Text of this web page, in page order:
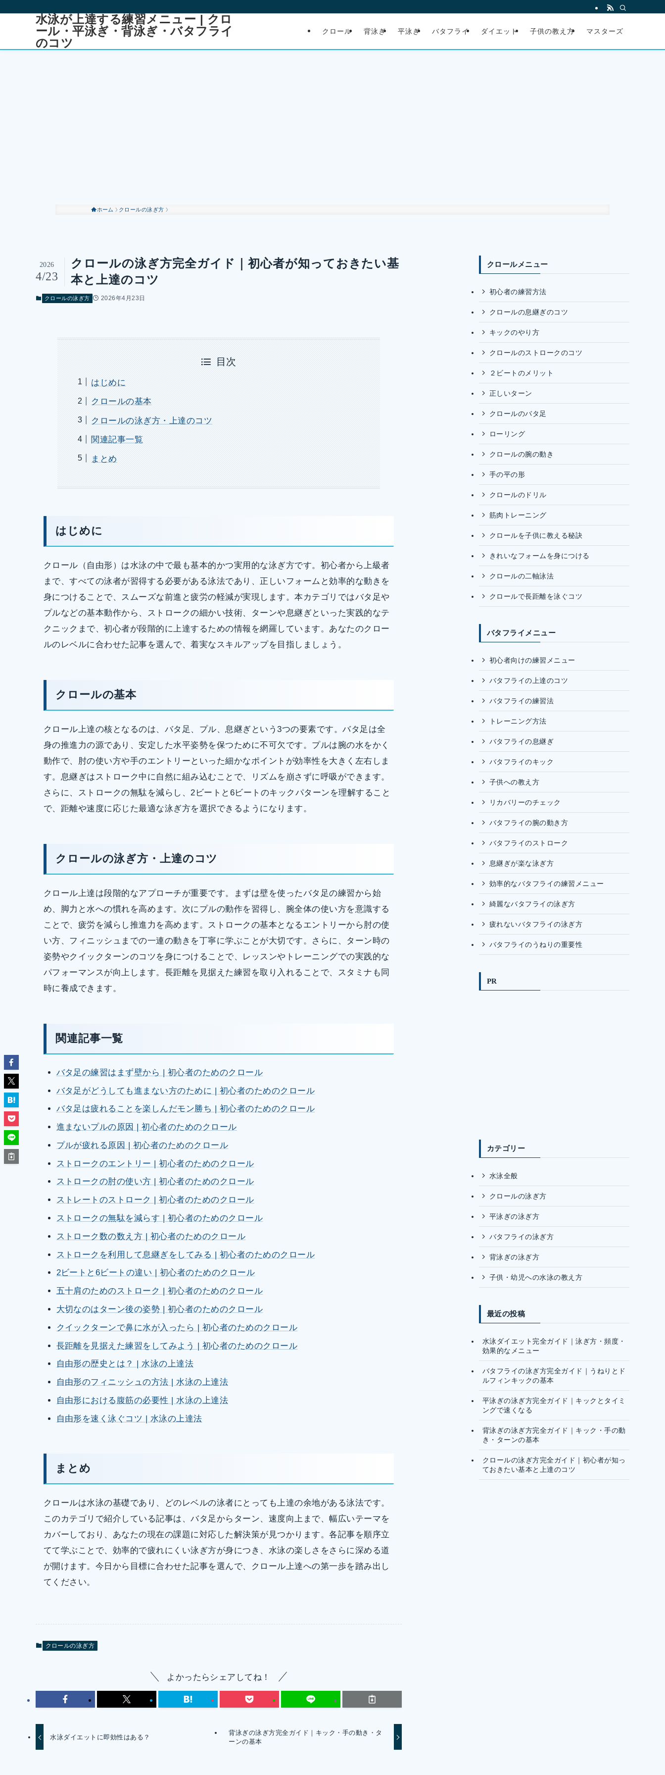
水泳が上達する練習メニュー | クロ
ール・平泳ぎ・背泳ぎ・バタフライ
のコツ
クロール 背泳ぎ 平泳ぎ バタフライ ダイエット 子供の教え方 マスターズ
ホーム クロールの泳ぎ方
クロールの泳ぎ方完全ガイド｜初心者が知っておきたい基
本と上達のコツ
2026
4/23
クロールの泳ぎ方 2026年4月23日
目次
はじめに
クロールの基本
クロールの泳ぎ方・上達のコツ
関連記事一覧
まとめ
はじめに
クロール（自由形）は水泳の中で最も基本的かつ実用的な泳ぎ方です。初心者から上級者
まで、すべての泳者が習得する必要がある泳法であり、正しいフォームと効率的な動きを
身につけることで、スムーズな前進と疲労の軽減が実現します。本カテゴリではバタ足や
プルなどの基本動作から、ストロークの細かい技術、ターンや息継ぎといった実践的なテ
クニックまで、初心者が段階的に上達するための情報を網羅しています。あなたのクロー
ルのレベルに合わせた記事を選んで、着実なスキルアップを目指しましょう。
クロールの基本
クロール上達の核となるのは、バタ足、プル、息継ぎという3つの要素です。バタ足は全
身の推進力の源であり、安定した水平姿勢を保つために不可欠です。プルは腕の水をかく
動作で、肘の使い方や手のエントリーといった細かなポイントが効率性を大きく左右しま
す。息継ぎはストローク中に自然に組み込むことで、リズムを崩さずに呼吸ができます。
さらに、ストロークの無駄を減らし、2ビートと6ビートのキックパターンを理解すること
で、距離や速度に応じた最適な泳ぎ方を選択できるようになります。
クロールの泳ぎ方・上達のコツ
クロール上達は段階的なアプローチが重要です。まずは壁を使ったバタ足の練習から始
め、脚力と水への慣れを高めます。次にプルの動作を習得し、腕全体の使い方を意識する
ことで、疲労を減らし推進力を高めます。ストロークの基本となるエントリーから肘の使
い方、フィニッシュまでの一連の動きを丁寧に学ぶことが大切です。さらに、ターン時の
姿勢やクイックターンのコツを身につけることで、レッスンやトレーニングでの実践的な
パフォーマンスが向上します。長距離を見据えた練習を取り入れることで、スタミナも同
時に養成できます。
関連記事一覧
バタ足の練習はまず壁から | 初心者のためのクロール
バタ足がどうしても進まない方のために | 初心者のためのクロール
バタ足は疲れることを楽しんだモン勝ち | 初心者のためのクロール
進まないプルの原因 | 初心者のためのクロール
プルが疲れる原因 | 初心者のためのクロール
ストロークのエントリー | 初心者のためのクロール
ストロークの肘の使い方 | 初心者のためのクロール
ストレートのストローク | 初心者のためのクロール
ストロークの無駄を減らす | 初心者のためのクロール
ストローク数の数え方 | 初心者のためのクロール
ストロークを利用して息継ぎをしてみる | 初心者のためのクロール
2ビートと6ビートの違い | 初心者のためのクロール
五十肩のためのストローク | 初心者のためのクロール
大切なのはターン後の姿勢 | 初心者のためのクロール
クイックターンで鼻に水が入ったら | 初心者のためのクロール
長距離を見据えた練習をしてみよう | 初心者のためのクロール
自由形の歴史とは？ | 水泳の上達法
自由形のフィニッシュの方法 | 水泳の上達法
自由形における腹筋の必要性 | 水泳の上達法
自由形を速く泳ぐコツ | 水泳の上達法
まとめ
クロールは水泳の基礎であり、どのレベルの泳者にとっても上達の余地がある泳法です。
このカテゴリで紹介している記事は、バタ足からターン、速度向上まで、幅広いテーマを
カバーしており、あなたの現在の課題に対応した解決策が見つかります。各記事を順序立
てて学ぶことで、効率的で疲れにくい泳ぎ方が身につき、水泳の楽しさをさらに深める道
が開けます。今日から目標に合わせた記事を選んで、クロール上達への第一歩を踏み出し
てください。
クロールの泳ぎ方
よかったらシェアしてね！
水泳ダイエットに即効性はある？
背泳ぎの泳ぎ方完全ガイド｜キック・手の動き・タ
ーンの基本
クロールメニュー
初心者の練習方法
クロールの息継ぎのコツ
キックのやり方
クロールのストロークのコツ
２ビートのメリット
正しいターン
クロールのバタ足
ローリング
クロールの腕の動き
手の平の形
クロールのドリル
筋肉トレーニング
クロールを子供に教える秘訣
きれいなフォームを身につける
クロールの二軸泳法
クロールで長距離を泳ぐコツ
バタフライメニュー
初心者向けの練習メニュー
バタフライの上達のコツ
バタフライの練習法
トレーニング方法
バタフライの息継ぎ
バタフライのキック
子供への教え方
リカバリーのチェック
バタフライの腕の動き方
バタフライのストローク
息継ぎが楽な泳ぎ方
効率的なバタフライの練習メニュー
綺麗なバタフライの泳ぎ方
疲れないバタフライの泳ぎ方
バタフライのうねりの重要性
PR
カテゴリー
水泳全般
クロールの泳ぎ方
平泳ぎの泳ぎ方
バタフライの泳ぎ方
背泳ぎの泳ぎ方
子供・幼児への水泳の教え方
最近の投稿
水泳ダイエット完全ガイド｜泳ぎ方・頻度・
効果的なメニュー
バタフライの泳ぎ方完全ガイド｜うねりとド
ルフィンキックの基本
平泳ぎの泳ぎ方完全ガイド｜キックとタイミ
ングで速くなる
背泳ぎの泳ぎ方完全ガイド｜キック・手の動
き・ターンの基本
クロールの泳ぎ方完全ガイド｜初心者が知っ
ておきたい基本と上達のコツ